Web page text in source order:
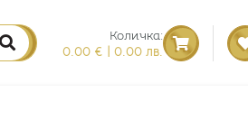
Количка:
0.00 € | 0.00 лв.